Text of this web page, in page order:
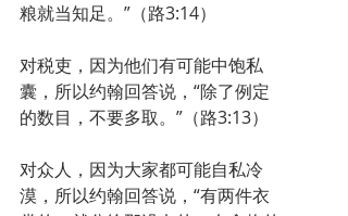
粮就当知足。”（路3:14）
对税吏，因为他们有可能中饱私
囊，所以约翰回答说，“除了例定
的数目，不要多取。”（路3:13）
对众人，因为大家都可能自私冷
漠，所以约翰回答说，“有两件衣